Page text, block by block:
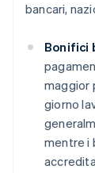
bancari,
Bonifici
maggior
giorno
mentre i